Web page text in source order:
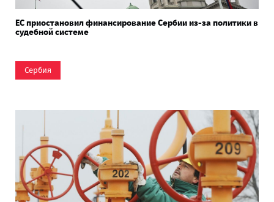
ЕС приостановил финансирование Сербии из-за политики в
судебной системе
Сербия